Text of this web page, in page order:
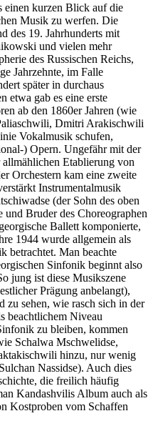
einen kurzen Blick auf die
Musik zu werfen. Die
des 19. Jahrhunderts mit
und vielen mehr
des Russischen Reichs,
Jahrzehnte, im Falle
später in durchaus
etwa gab es eine erste
ab den 1860er Jahren (wie
Dmitri Arakischwili
Vokalmusik schufen,
) Opern. Ungefähr mit der
Etablierung von
Orchestern kam eine zweite
Instrumentalmusik
(der Sohn des oben
Bruder des Choreographen
Ballett komponierte,
1944 wurde allgemein als
betrachtet. Man beachte
Sinfonik beginnt also
jung ist diese Musikszene
Prägung anbelangt),
zu sehen, wie rasch sich in der
beachtlichem Niveau
zu bleiben, kommen
Schalwa Mschwelidse,
hinzu, nur wenig
Nassidse). Auch dies
die freilich häufig
Kandashvilis Album auch als
Kostproben vom Schaffen